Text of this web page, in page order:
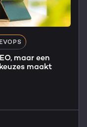
maar een
maakt